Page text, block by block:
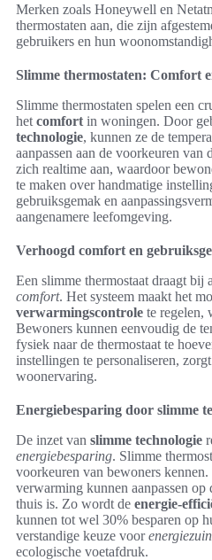
Merken zoals Honeywell en
thermostaten aan, die zijn
gebruikers en hun
Slimme thermostaten: Comfort
Slimme thermostaten spelen een
het comfort in woningen. Door
technologie, kunnen ze de
aanpassen aan de voorkeuren van
zich realtime aan, waardoor
te maken over handmatige
gebruiksgemak en
aangenamere leefomgeving.
Verhoogd comfort en
Een slimme thermostaat draagt bij
comfort. Het systeem maakt het
verwarmingscontrole te regelen,
Bewoners kunnen eenvoudig de
fysiek naar de thermostaat te
instellingen te personaliseren,
woonervaring.
Energiebesparing door slimme
De inzet van slimme technologie
energiebesparing. Slimme
voorkeuren van bewoners
verwarming kunnen aanpassen op
thuis is. Zo wordt de energie-
kunnen tot wel 30% besparen op
verstandige keuze voor
ecologische voetafdruk.